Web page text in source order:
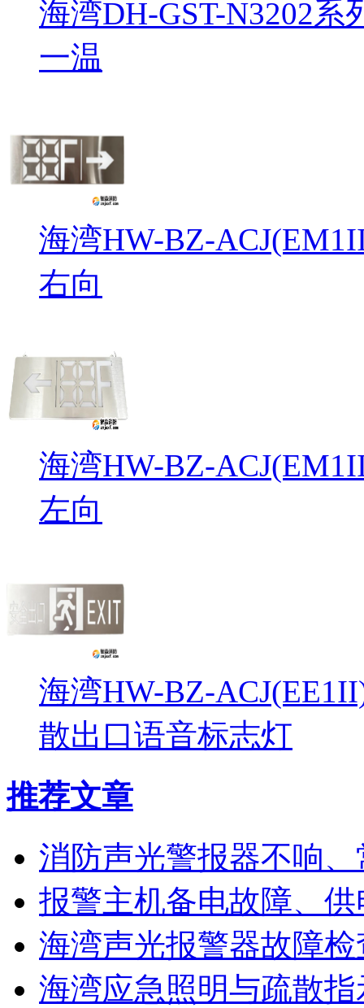
海湾DH-GST-N3202
一温
海湾HW-BZ-
右向
海湾HW-BZ-
左向
海湾HW-BZ-
散出口语音标志灯
推荐文章
消防声光警报器不响
报警主机备电故障、
海湾声光报警器故障
海湾应急照明与疏散